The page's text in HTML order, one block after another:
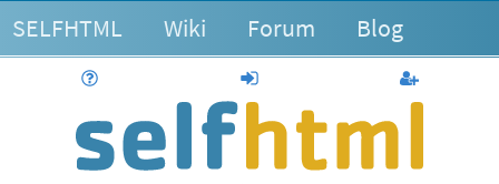
SELFHTML Wiki Forum Blog
anmelden